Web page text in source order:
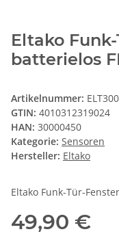
Eltako
batterielos
Artikelnummer:
GTIN: 4010312319024
HAN: 30000450
Kategorie: Sensoren
Hersteller: Eltako
Eltako Funk-Tür-
49,90 €